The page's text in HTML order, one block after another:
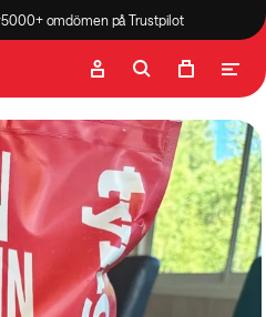
5000+ omdömen på Trustpilot